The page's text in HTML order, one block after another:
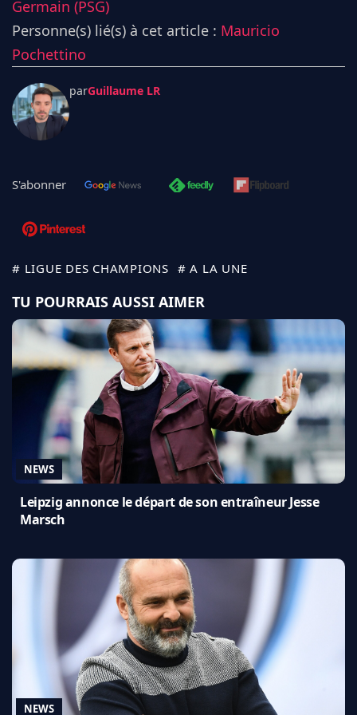
Germain (PSG)
Personne(s) lié(s) à cet article : Mauricio
Pochettino
parGuillaume LR
S'abonner
# LIGUE DES CHAMPIONS # A LA UNE
TU POURRAIS AUSSI AIMER
NEWS
Leipzig annonce le départ de son entraîneur Jesse
Marsch
NEWS